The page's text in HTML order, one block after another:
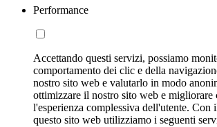
Performance
Accettando questi servizi, possiamo
comportamento dei clic e della
nostro sito web e valutarlo in modo
ottimizzare il nostro sito web e migliorare
l'esperienza complessiva dell'utente. Con
questo sito web utilizziamo i seguenti